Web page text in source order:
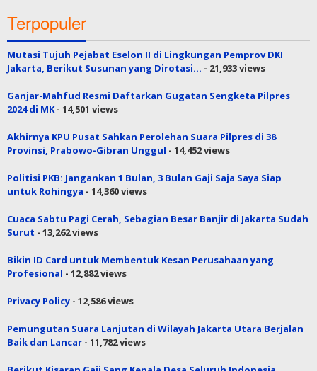
Terpopuler
Mutasi Tujuh Pejabat Eselon II di Lingkungan Pemprov DKI
Jakarta, Berikut Susunan yang Dirotasi… - 21,933 views
Ganjar-Mahfud Resmi Daftarkan Gugatan Sengketa Pilpres
2024 di MK- 14,501 views
Akhirnya KPU Pusat Sahkan Perolehan Suara Pilpres di 38
Provinsi, Prabowo-Gibran Unggul - 14,452 views
Politisi PKB: Jangankan 1 Bulan, 3 Bulan Gaji Saja Saya Siap
untuk Rohingya - 14,360 views
Cuaca Sabtu Pagi Cerah, Sebagian Besar Banjir di Jakarta Sudah
Surut - 13,262 views
Bikin ID Card untuk Membentuk Kesan Perusahaan yang
Profesional - 12,882 views
Privacy Policy - 12,586 views
Pemungutan Suara Lanjutan di Wilayah Jakarta Utara Berjalan
Baik dan Lancar - 11,782 views